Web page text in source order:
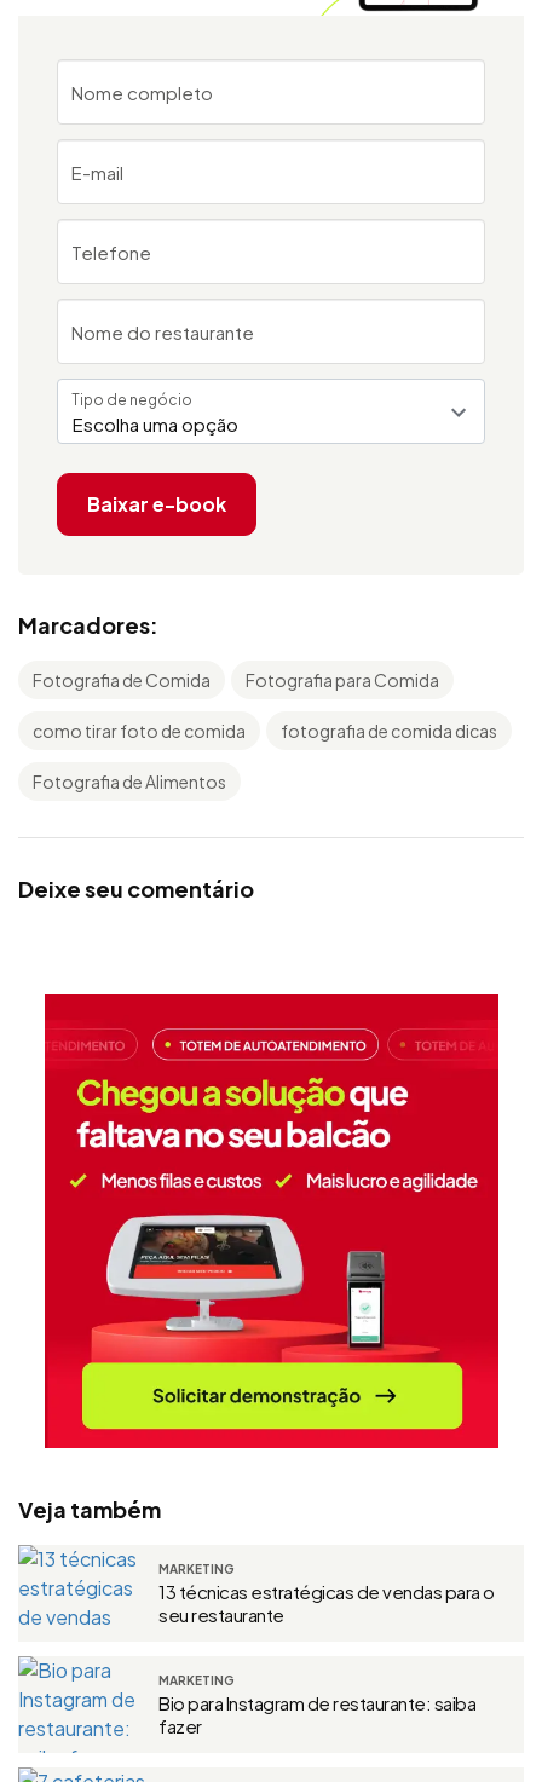
Nome completo
E-mail
Telefone
Nome do restaurante
Escolha uma opção
Tipo de negócio
Baixar e-book
Marcadores:
Fotografia de Comida Fotografia para Comida
como tirar foto de comida fotografia de comida dicas
Fotografia de Alimentos
Deixe seu comentário
Veja também
MARKETING
13 técnicas estratégicas de vendas para o
seu restaurante
MARKETING
Bio para Instagram de restaurante: saiba
fazer